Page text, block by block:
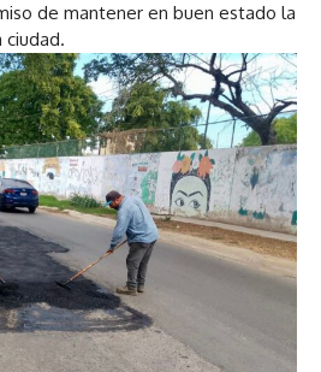
de mantener en buen estado la
ciudad.